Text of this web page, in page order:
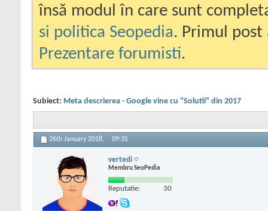
însă modul în care sunt
si politica Seopedia. Primul
Prezentare forumisti.
Subiect: Meta descrierea - Google vine cu "Solutii" din 2017
26th January 2018, 09:35
vertedi
Membru SeoPedia
Reputatie: 30